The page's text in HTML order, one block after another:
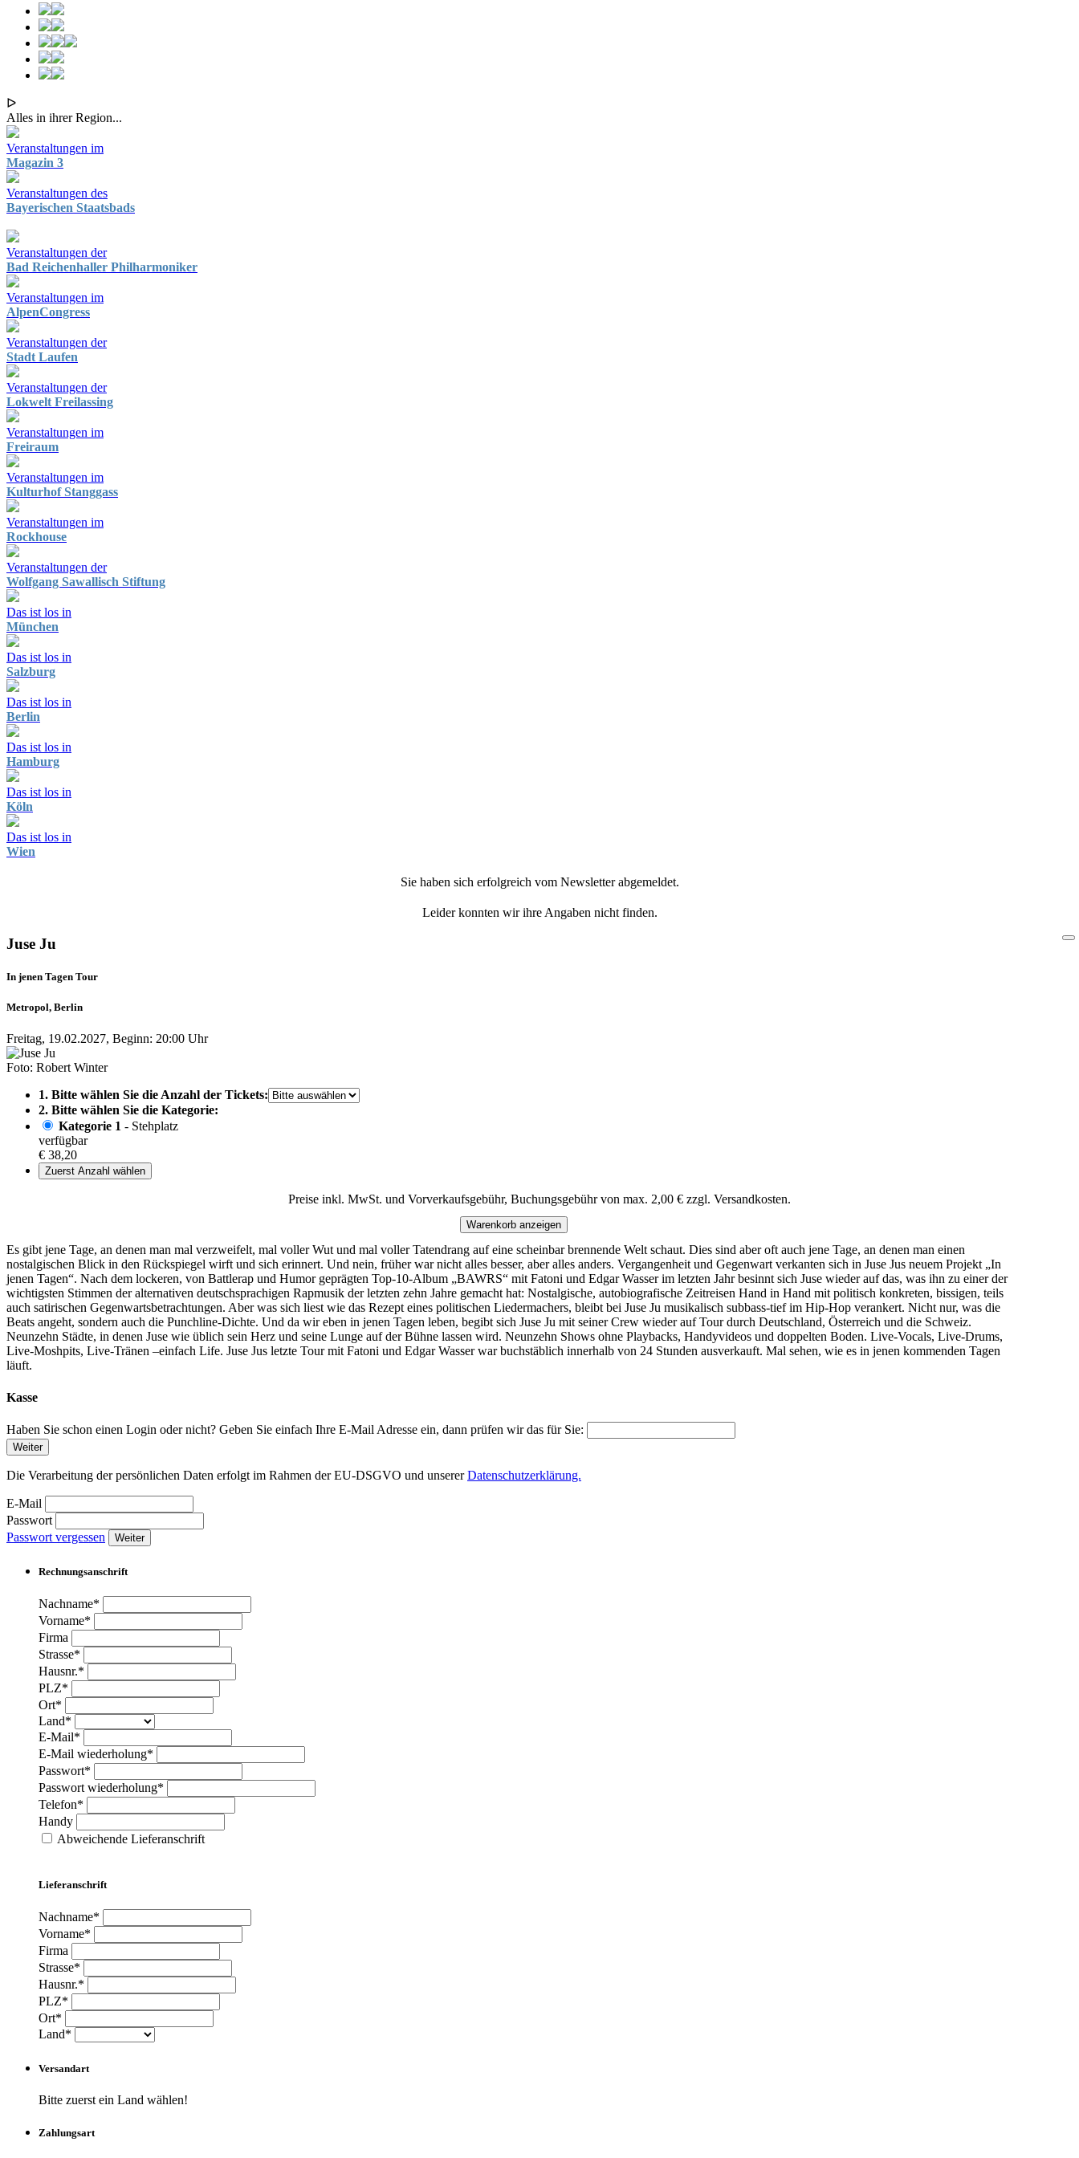
ᐅ
Alles in ihrer Region...
Veranstaltungen im
Magazin 3
Veranstaltungen des
Bayerischen Staatsbads
Veranstaltungen der
Bad Reichenhaller Philharmoniker
Veranstaltungen im
AlpenCongress
Veranstaltungen der
Stadt Laufen
Veranstaltungen der
Lokwelt Freilassing
Veranstaltungen im
Freiraum
Veranstaltungen im
Kulturhof Stanggass
Veranstaltungen im
Rockhouse
Veranstaltungen der
Wolfgang Sawallisch Stiftung
Das ist los in
München
Das ist los in
Salzburg
Das ist los in
Berlin
Das ist los in
Hamburg
Das ist los in
Köln
Das ist los in
Wien
Sie haben sich erfolgreich vom Newsletter abgemeldet.
Leider konnten wir ihre Angaben nicht finden.
Juse Ju
In jenen Tagen Tour
Metropol, Berlin
Freitag, 19.02.2027, Beginn: 20:00 Uhr
Foto: Robert Winter
1. Bitte wählen Sie die Anzahl der Tickets:
2. Bitte wählen Sie die Kategorie:
Kategorie 1 - Stehplatz
verfügbar
€ 38,20
Zuerst Anzahl wählen
Preise inkl. MwSt. und Vorverkaufsgebühr, Buchungsgebühr von max. 2,00 € zzgl. Versandkosten.
Warenkorb anzeigen
Es gibt jene Tage, an denen man mal verzweifelt, mal voller Wut und mal voller Tatendrang auf eine scheinbar brennende Welt schaut. Dies sind aber oft auch jene Tage, an denen man einen
nostalgischen Blick in den Rückspiegel wirft und sich erinnert. Und nein, früher war nicht alles besser, aber alles anders. Vergangenheit und Gegenwart verkanten sich in Juse Jus neuem Projekt „In
jenen Tagen“. Nach dem lockeren, von Battlerap und Humor geprägten Top-10-Album „BAWRS“ mit Fatoni und Edgar Wasser im letzten Jahr besinnt sich Juse wieder auf das, was ihn zu einer der
wichtigsten Stimmen der alternativen deutschsprachigen Rapmusik der letzten zehn Jahre gemacht hat: Nostalgische, autobiografische Zeitreisen Hand in Hand mit politisch konkreten, bissigen, teils
auch satirischen Gegenwartsbetrachtungen. Aber was sich liest wie das Rezept eines politischen Liedermachers, bleibt bei Juse Ju musikalisch subbass-tief im Hip-Hop verankert. Nicht nur, was die
Beats angeht, sondern auch die Punchline-Dichte. Und da wir eben in jenen Tagen leben, begibt sich Juse Ju mit seiner Crew wieder auf Tour durch Deutschland, Österreich und die Schweiz.
Neunzehn Städte, in denen Juse wie üblich sein Herz und seine Lunge auf der Bühne lassen wird. Neunzehn Shows ohne Playbacks, Handyvideos und doppelten Boden. Live-Vocals, Live-Drums,
Live-Moshpits, Live-Tränen –einfach Life. Juse Jus letzte Tour mit Fatoni und Edgar Wasser war buchstäblich innerhalb von 24 Stunden ausverkauft. Mal sehen, wie es in jenen kommenden Tagen
läuft.
Kasse
Haben Sie schon einen Login oder nicht? Geben Sie einfach Ihre E-Mail Adresse ein, dann prüfen wir das für Sie:
Weiter
Die Verarbeitung der persönlichen Daten erfolgt im Rahmen der EU-DSGVO und unsererDatenschutzerklärung.
E-Mail
Passwort
Passwort vergessen
Weiter
Rechnungsanschrift
Nachname*
Vorname*
Firma
Strasse*
Hausnr.*
PLZ*
Ort*
Land*
E-Mail*
E-Mail wiederholung*
Passwort*
Passwort wiederholung*
Telefon*
Handy
Abweichende Lieferanschrift
Lieferanschrift
Nachname*
Vorname*
Firma
Strasse*
Hausnr.*
PLZ*
Ort*
Land*
Versandart
Bitte zuerst ein Land wählen!
Zahlungsart